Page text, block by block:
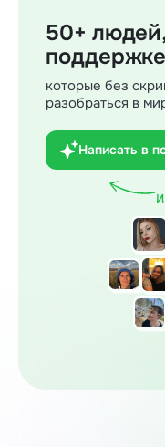
50+
поддержке
которые без
разобраться в
Написать в
И